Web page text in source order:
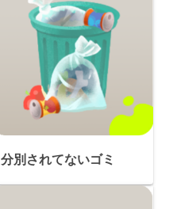
分別されてないゴミ